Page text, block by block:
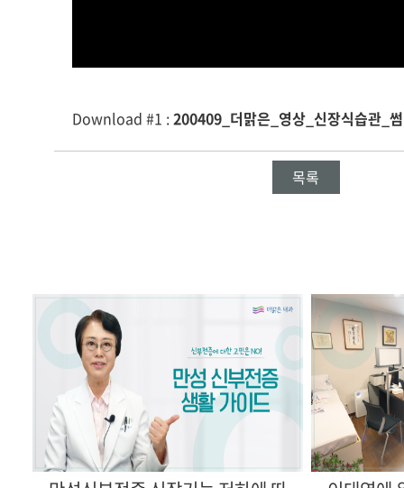
Download #1 :200409_더맑은_영상_신장식습관_
목록